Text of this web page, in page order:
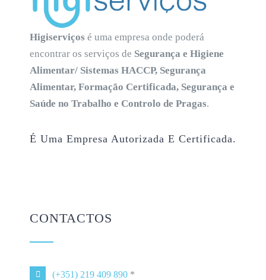
Higiserviços é uma empresa onde poderá
encontrar os serviços de Segurança e Higiene
Alimentar/ Sistemas HACCP, Segurança
Alimentar, Formação Certificada, Segurança e
Saúde no Trabalho e Controlo de Pragas.
É Uma Empresa Autorizada E Certificada.
CONTACTOS
(+351) 219 409 890 *